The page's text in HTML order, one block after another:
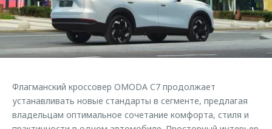
Страхование
Кредитный калькулятор
Аксессуары
Оригинальные аксессуары
Запчасти
Руководства по эксплуатации
Клиентская поддержка
O&J Автоклуб
Приложение O&J
Аксессуары
Обратная связь
Флагманский кроссовер OMODA C7 продолжает
устанавливать новые стандарты в сегменте, предлагая
владельцам оптимальное сочетание комфорта, стиля и